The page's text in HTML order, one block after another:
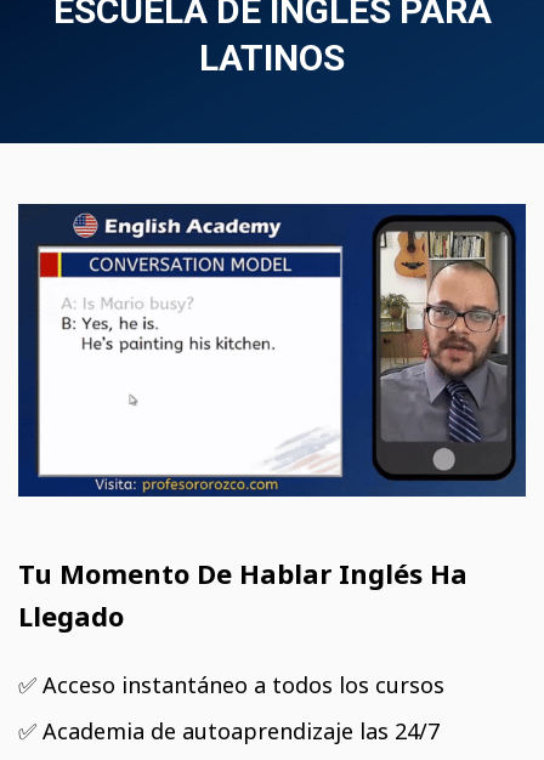
ESCUELA DE INGLÉS PARA
LATINOS
Tu Momento De Hablar Inglés Ha
Llegado
✅ Acceso instantáneo a todos los cursos
✅ Academia de autoaprendizaje las 24/7